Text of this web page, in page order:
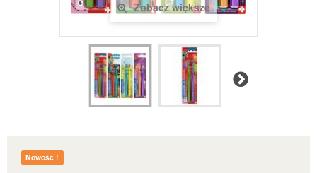
Zobacz większe
Następny
Nowość !